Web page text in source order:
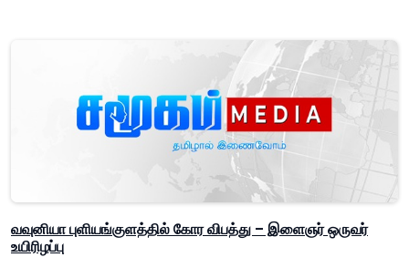
வவுனியா புளியங்குளத்தில் கோர விபத்து – இளைஞர் ஒருவர்
உயிரிழப்பு